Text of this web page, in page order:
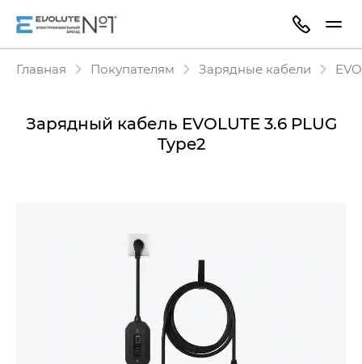
Главная Покупателям Зарядные кабели
Зарядный кабель EVOLUTE 3.6 PLUG
Type2